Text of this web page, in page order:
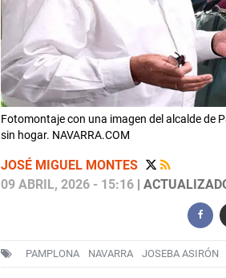
Fotomontaje con una imagen del alcalde de
sin hogar. NAVARRA.COM
JOSÉ MIGUEL MONTES
09 ABRIL, 2026 - 15:16|
PAMPLONA NAVARRA JOSEBA ASIRÓN